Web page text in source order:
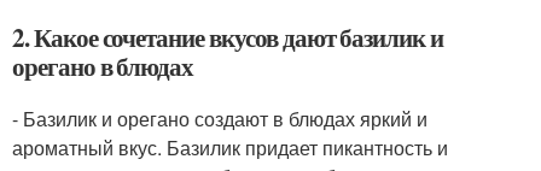
2. Какое сочетание вкусов дают базилик и
орегано в блюдах
- Базилик и орегано создают в блюдах яркий и
ароматный вкус. Базилик придает пикантность и